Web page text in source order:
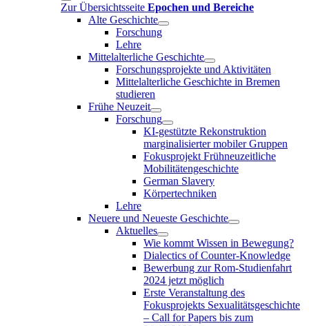
Zur Übersichtsseite Epochen und Bereiche
Alte Geschichte
Forschung
Lehre
Mittelalterliche Geschichte
Forschungsprojekte und Aktivitäten
Mittelalterliche Geschichte in Bremen
studieren
Frühe Neuzeit
Forschung
KI-gestützte Rekonstruktion
marginalisierter mobiler Gruppen
Fokusprojekt Frühneuzeitliche
Mobilitätengeschichte
German Slavery
Körpertechniken
Lehre
Neuere und Neueste Geschichte
Aktuelles
Wie kommt Wissen in Bewegung?
Dialectics of Counter-Knowledge
Bewerbung zur Rom-Studienfahrt
2024 jetzt möglich
Erste Veranstaltung des
Fokusprojekts Sexualitätsgeschichte
– Call for Papers bis zum